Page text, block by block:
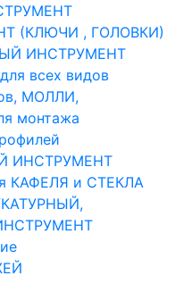
(КЛЮЧИ , ГОЛОВКИ)
ИНСТРУМЕНТ
всех видов
МОЛЛИ,
монтажа
ИНСТРУМЕНТ
КАФЕЛЯ и СТЕКЛА